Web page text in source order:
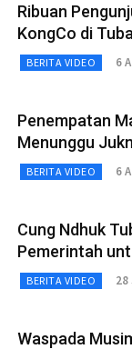
Ribuan
KongCo di
BERITA VIDEO 6
Penempatan
Menunggu
BERITA VIDEO 6
Cung Ndhuk
Pemerintah
BERITA VIDEO 28
Waspada